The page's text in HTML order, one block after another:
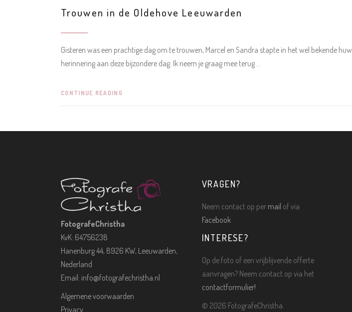
Trouwen in de Oldehove Leeuwarden
Gisteren was een prachtige dag om te trouwen, Marcel en Sandra stapte in het wel bekende
herinnering aan deze bijzondere dag. Ik neem je graag mee terug
CONTINUE READING
FotografeChristha
KvK: 64756238
Hanenburg 44, 8926 KW, Leeuwarden,
Nederland
Email: info@fotografechristha.nl
Algemene voorwaarden
Privacy
VRAGEN?
Neem contact op per mail of via
Facebook
INTERESE?
Op de foto of een vrijblijvende offerte
aanvragen? Neem contact op via het
contactformulier!
© 2026 FotografeChristha.